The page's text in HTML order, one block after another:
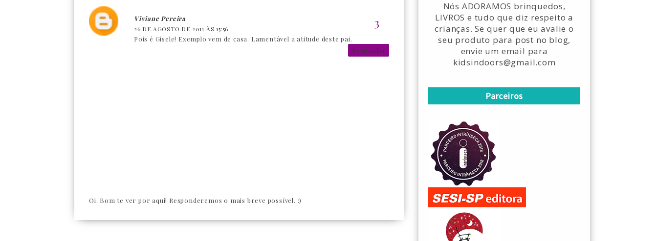
Viviane Pereira
26 DE AGOSTO DE 2011 ÀS 15:56
Pois é Gisele! Exemplo vem de casa. Lamentável a atitude deste pai.
Responder
Oi. Bom te ver por aqui! Responderemos o mais breve possível. :)
Nós ADORAMOS brinquedos,
LIVROS e tudo que diz respeito a
crianças. Se quer que eu avalie o
seu produto para post no blog,
envie um email para
kidsindoors@gmail.com
Parceiros